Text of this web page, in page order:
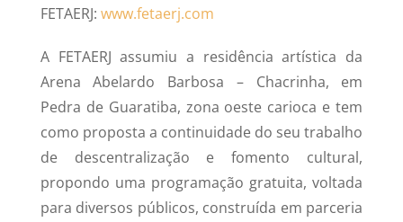
FETAERJ: www.fetaerj.com
A FETAERJ assumiu a residência artística da
Arena Abelardo Barbosa – Chacrinha, em
Pedra de Guaratiba, zona oeste carioca e tem
como proposta a continuidade do seu trabalho
de descentralização e fomento cultural,
propondo uma programação gratuita, voltada
para diversos públicos, construída em parceria